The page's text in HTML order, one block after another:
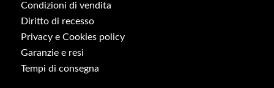
Condizioni di vendita
Diritto di recesso
Privacy e Cookies policy
Garanzie e resi
Tempi di consegna